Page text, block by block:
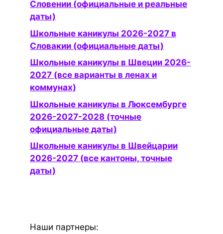
Словении (официальные и реальные
даты)
Школьные каникулы 2026-2027 в
Словакии (официальные даты)
Школьные каникулы в Швеции 2026-
2027 (все варианты в ленах и
коммунах)
Школьные каникулы в Люксембурге
2026-2027-2028 (точные
официальные даты)
Школьные каникулы в Швейцарии
2026-2027 (все кантоны, точные
даты)
Наши партнеры: